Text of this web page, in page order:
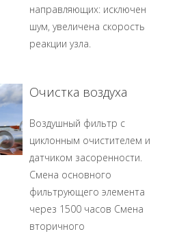
направляющих: исключен
шум, увеличена скорость
реакции узла.
Очистка воздуха
Воздушный фильтр с
циклонным очистителем и
датчиком засоренности.
Смена основного
фильтрующего элемента
через 1500 часов Смена
вторичного